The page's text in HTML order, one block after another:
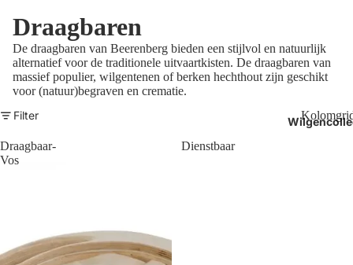
Draagbaren
De draagbaren van Beerenberg bieden een stijlvol en natuurlijk
alternatief voor de traditionele uitvaartkisten. De draagbaren van
massief populier, wilgentenen of berken hechthout zijn geschikt
voor (natuur)begraven en crematie.
Filter
Draagbaar-
Vos
Dienstbaar